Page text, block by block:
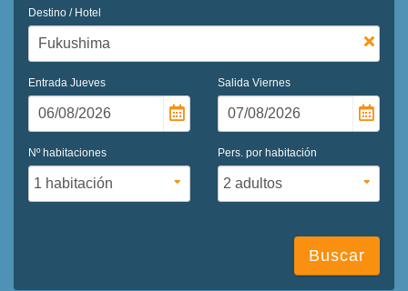
Destino / Hotel
Entrada Jueves Salida Viernes
Nº habitaciones Pers. por habitación
Buscar